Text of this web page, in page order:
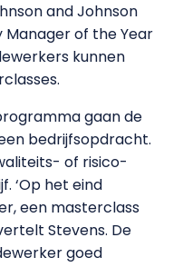
and Johnson
Manager of the Year
kunnen
gaan de
bedrijfsopdracht.
of risico-
‘Op het eind
een masterclass
Stevens. De
goed